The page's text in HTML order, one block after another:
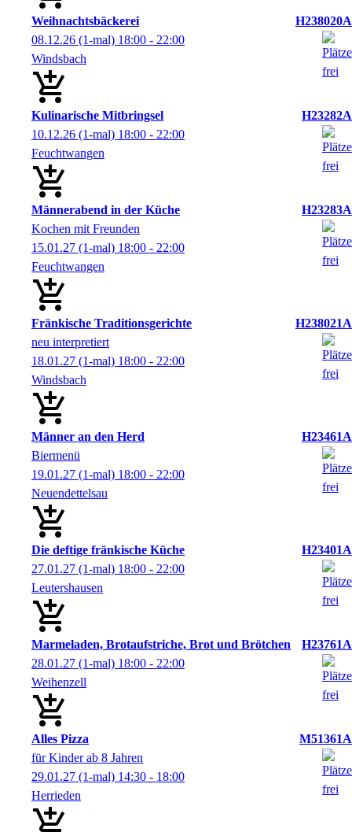
Weihnachtsbäckerei
H238020A
08.12.26 (1-mal) 18:00 - 22:00
Windsbach
Kulinarische Mitbringsel
H23282A
10.12.26 (1-mal) 18:00 - 22:00
Feuchtwangen
Männerabend in der Küche
H23283A
Kochen mit Freunden
15.01.27 (1-mal) 18:00 - 22:00
Feuchtwangen
Fränkische Traditionsgerichte
H238021A
neu interpretiert
18.01.27 (1-mal) 18:00 - 22:00
Windsbach
Männer an den Herd
H23461A
Biermenü
19.01.27 (1-mal) 18:00 - 22:00
Neuendettelsau
Die deftige fränkische Küche
H23401A
27.01.27 (1-mal) 18:00 - 22:00
Leutershausen
Marmeladen, Brotaufstriche, Brot und Brötchen
H23761A
28.01.27 (1-mal) 18:00 - 22:00
Weihenzell
Alles Pizza
M51361A
für Kinder ab 8 Jahren
29.01.27 (1-mal) 14:30 - 18:00
Herrieden